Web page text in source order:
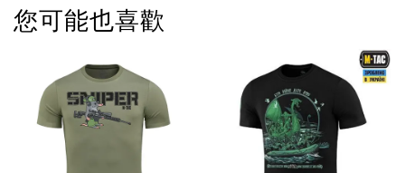
您可能也喜歡